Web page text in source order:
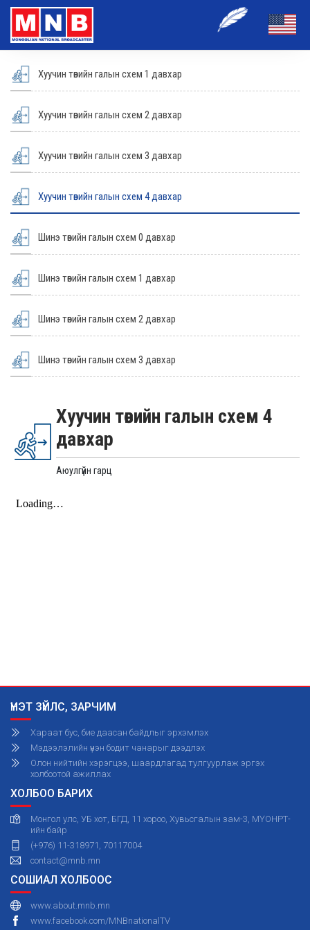
Хуучин төвийн галын схем 1 давхар
Хуучин төвийн галын схем 2 давхар
Хуучин төвийн галын схем 3 давхар
Хуучин төвийн галын схем 4 давхар
Шинэ төвийн галын схем 0 давхар
Шинэ төвийн галын схем 1 давхар
Шинэ төвийн галын схем 2 давхар
Шинэ төвийн галын схем 3 давхар
Хуучин төвийн галын схем 4
давхар
Аюулгүйн гарц
ҮНЭТ ЗҮЙЛС, ЗАРЧИМ
Хараат бус, бие даасан байдлыг эрхэмлэх
Мэдээлэлийн үнэн бодит чанарыг дээдлэх
Олон нийтийн хэрэгцээ, шаардлагад тулгуурлаж эргэх
холбоотой ажиллах
ХОЛБОО БАРИХ
Монгол улс, УБ хот, БГД, 11 хороо, Хувьсгалын зам-3, МҮОНРТ-
ийн байр
(+976) 11-318971, 70117004
contact@mnb.mn
СОШИАЛ ХОЛБООС
www.about.mnb.mn
www.facebook.com/MNBnationalTV